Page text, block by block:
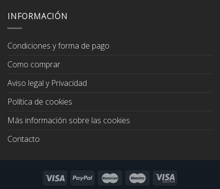
INFORMACIÓN
Condiciones y forma de pago
Como comprar
Aviso legal y Privacidad
Política de cookies
Más información sobre las cookies
Contacto